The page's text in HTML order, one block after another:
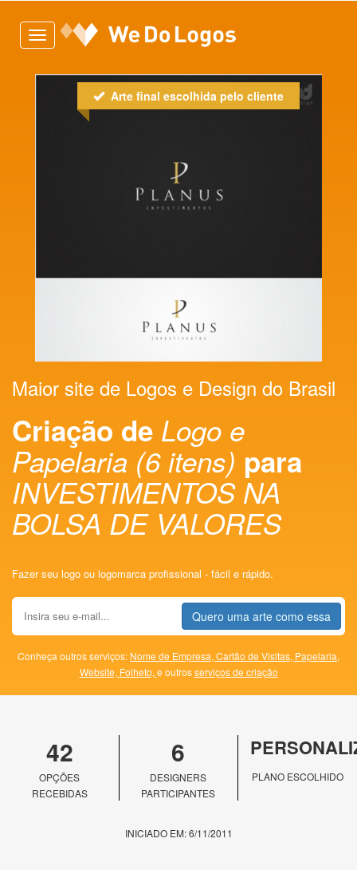
Toggle
navigation
Arte final escolhida pelo cliente
Maior site de Logos e Design do Brasil
Criação de Logo e
Papelaria (6 itens) para
INVESTIMENTOS NA
BOLSA DE VALORES
Fazer seu logo ou logomarca profissional - fácil e rápido.
Quero uma arte como essa
Conheça outros serviços: Nome de Empresa, Cartão de Visitas, Papelaria,
Website, Folheto, e outrosserviços de criação
42
OPÇÕES
RECEBIDAS
6
DESIGNERS
PARTICIPANTES
PLANO ESCOLHIDO
INICIADO EM: 6/11/2011